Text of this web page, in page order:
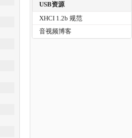
USB资源
XHCI 1.2b 规范
音视频博客